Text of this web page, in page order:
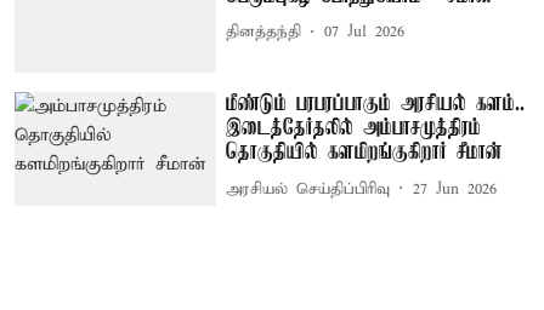
தினத்தந்தி 07 Jul 2026
மீண்டும் பரபரப்பாகும் அரசியல் களம்..
இடைத்தேர்தலில் அம்பாசமுத்திரம்
தொகுதியில் களமிறங்குகிறார் சீமான்
அரசியல் செய்திப்பிரிவு 27 Jun 2026